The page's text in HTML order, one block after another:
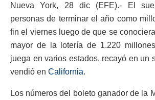
Nueva York, 28 dic (EFE).- El
personas de terminar el año como
fin el viernes luego de que se
mayor de la lotería de 1.220
juega en varios estados, recayó en un
vendió en California.
Los números del boleto ganador de la